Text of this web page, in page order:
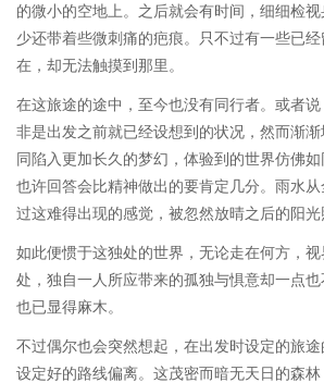
的微小的空地上。之后就会有时间，细细检
少还带着些微刺痛的疤痕。只不过有一些已
在，却无法触摸到那里。
在这旅途的途中，至今也没有同行者。或者
非是出发之前就已经设想到的状况，然而渐
同陷入更加长久的梦幻，体验到的世界仿佛
也许回答会比精神做出的要肯定几分。雨水
过这难得出现的感觉，被忽然放晴之后的阳光
如此便惯于这独处的世界，无论走在何方，
处，独自一人所应带来的孤独与惧意却一点
也已显得麻木。
不过偶尔也会突然想起，在出发时设定的旅
设定好的路线偏离。这茂密而暗无天日的森